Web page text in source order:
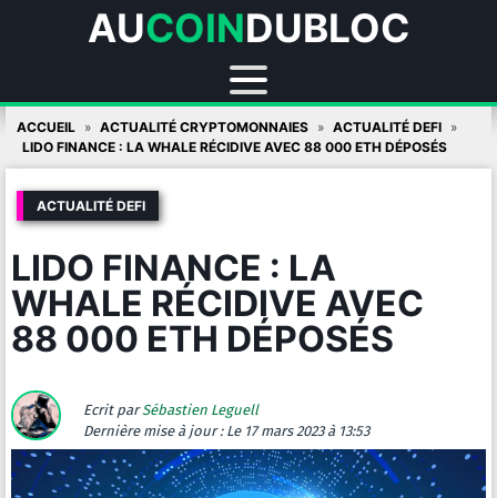
AUCOINDUBLOC
Skip
content
ACCUEIL ACTUALITÉ CRYPTOMONNAIES
ACTUALITÉ DEFI
LIDO FINANCE : LA WHALE RÉCIDIVE AVEC 88 000 ETH DÉPOSÉS
ACTUALITÉ DEFI
LIDO FINANCE : LA
WHALE RÉCIDIVE AVEC
88 000 ETH DÉPOSÉS
Ecrit parSébastien Leguell
Dernière mise à jour : Le 17 mars 2023 à 13:53